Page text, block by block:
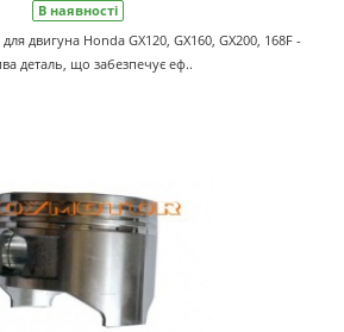
В наявності
двигуна Honda GX120, GX160, GX200, 168F -
деталь, що забезпечує еф..